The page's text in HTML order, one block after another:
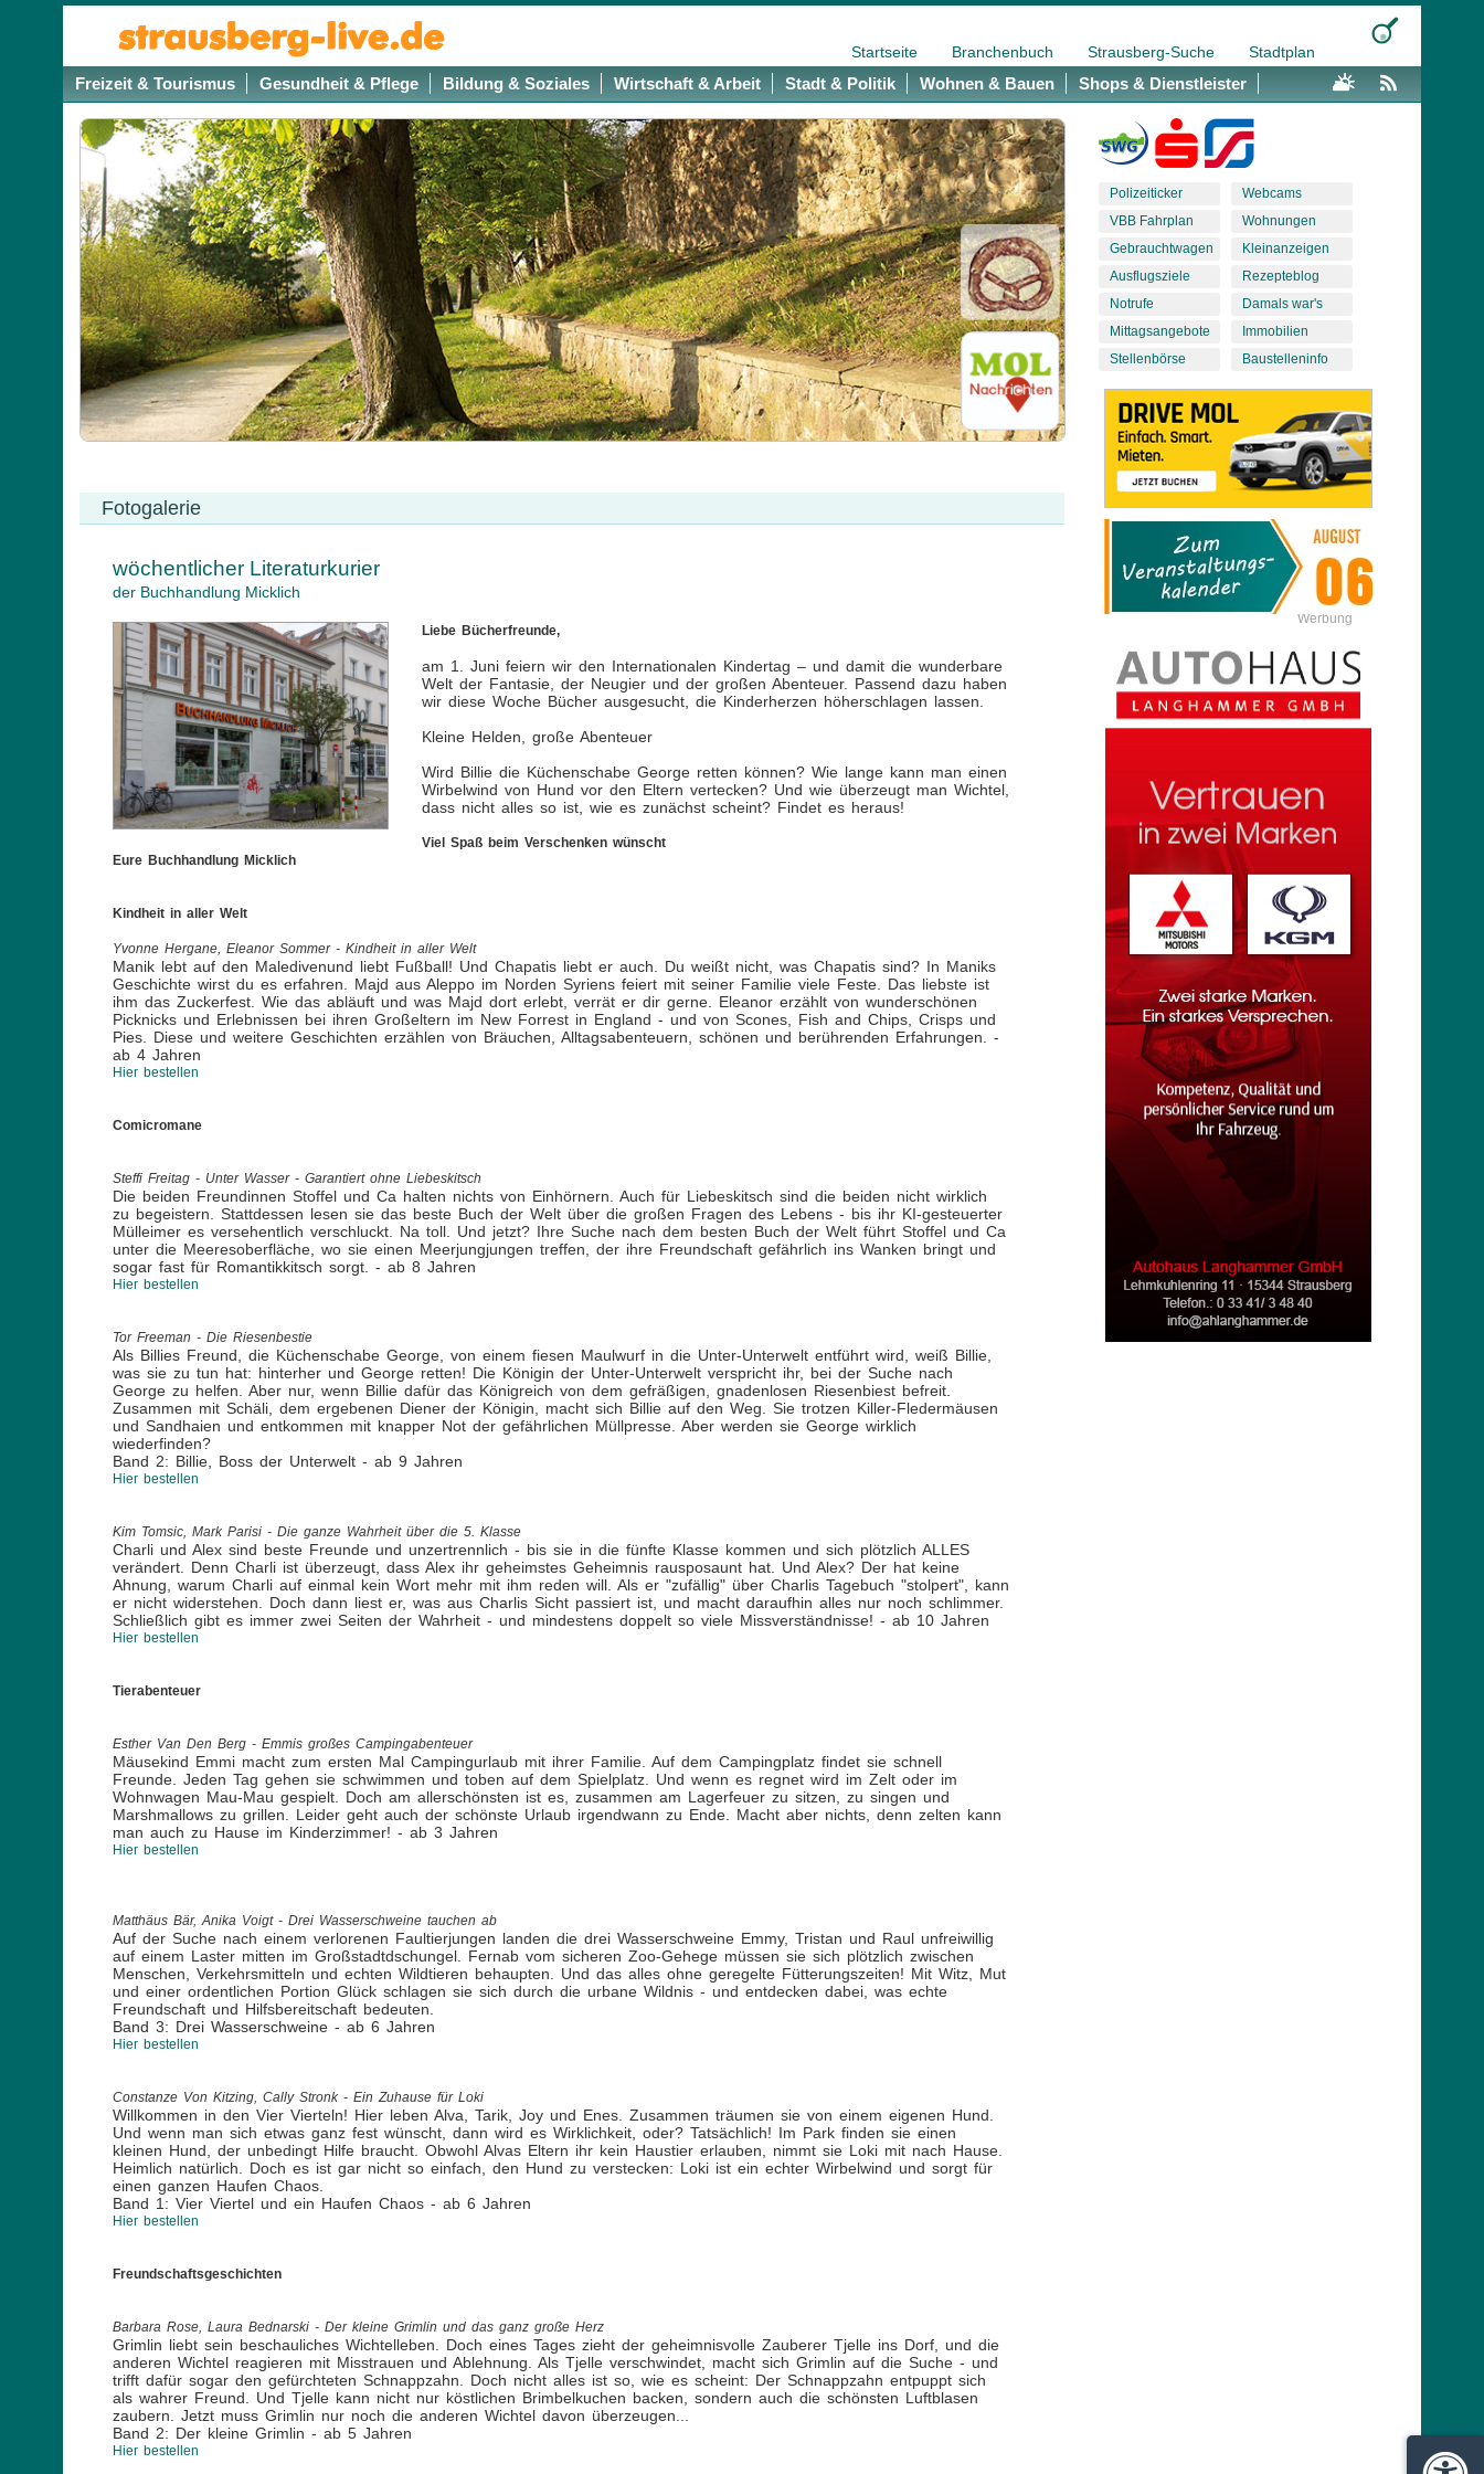
Startseite Branchenbuch Strausberg-Suche Stadtplan
Freizeit & Tourismus Gesundheit & Pflege Bildung & Soziales Wirtschaft & Arbeit Stadt & Politik Wohnen & Bauen Shops & Dienstleister
Polizeiticker
VBB Fahrplan
Gebrauchtwagen
Ausflugsziele
Notrufe
Mittagsangebote
Stellenbörse
Webcams
Wohnungen
Kleinanzeigen
Rezepteblog
Damals war's
Immobilien
Baustelleninfo
Fotogalerie
wöchentlicher Literaturkurier
der Buchhandlung Micklich
Liebe Bücherfreunde,
am 1. Juni feiern wir den Internationalen Kindertag – und damit die wunderbare
Welt der Fantasie, der Neugier und der großen Abenteuer. Passend dazu haben
wir diese Woche Bücher ausgesucht, die Kinderherzen höherschlagen lassen.
Kleine Helden, große Abenteuer
Wird Billie die Küchenschabe George retten können? Wie lange kann man einen
Wirbelwind von Hund vor den Eltern vertecken? Und wie überzeugt man Wichtel,
dass nicht alles so ist, wie es zunächst scheint? Findet es heraus!
Viel Spaß beim Verschenken wünscht
Eure Buchhandlung Micklich
Kindheit in aller Welt
Yvonne Hergane, Eleanor Sommer - Kindheit in aller Welt
Manik lebt auf den Maledivenund liebt Fußball! Und Chapatis liebt er auch. Du weißt nicht, was Chapatis sind? In Maniks
Geschichte wirst du es erfahren. Majd aus Aleppo im Norden Syriens feiert mit seiner Familie viele Feste. Das liebste ist
ihm das Zuckerfest. Wie das abläuft und was Majd dort erlebt, verrät er dir gerne. Eleanor erzählt von wunderschönen
Picknicks und Erlebnissen bei ihren Großeltern im New Forrest in England - und von Scones, Fish and Chips, Crisps und
Pies. Diese und weitere Geschichten erzählen von Bräuchen, Alltagsabenteuern, schönen und berührenden Erfahrungen. -
ab 4 Jahren
Hier bestellen
Comicromane
Steffi Freitag - Unter Wasser - Garantiert ohne Liebeskitsch
Die beiden Freundinnen Stoffel und Ca halten nichts von Einhörnern. Auch für Liebeskitsch sind die beiden nicht wirklich
zu begeistern. Stattdessen lesen sie das beste Buch der Welt über die großen Fragen des Lebens - bis ihr KI-gesteuerter
Mülleimer es versehentlich verschluckt. Na toll. Und jetzt? Ihre Suche nach dem besten Buch der Welt führt Stoffel und Ca
unter die Meeresoberfläche, wo sie einen Meerjungjungen treffen, der ihre Freundschaft gefährlich ins Wanken bringt und
sogar fast für Romantikkitsch sorgt. - ab 8 Jahren
Hier bestellen
Tor Freeman - Die Riesenbestie
Als Billies Freund, die Küchenschabe George, von einem fiesen Maulwurf in die Unter-Unterwelt entführt wird, weiß Billie,
was sie zu tun hat: hinterher und George retten! Die Königin der Unter-Unterwelt verspricht ihr, bei der Suche nach
George zu helfen. Aber nur, wenn Billie dafür das Königreich von dem gefräßigen, gnadenlosen Riesenbiest befreit.
Zusammen mit Schäli, dem ergebenen Diener der Königin, macht sich Billie auf den Weg. Sie trotzen Killer-Fledermäusen
und Sandhaien und entkommen mit knapper Not der gefährlichen Müllpresse. Aber werden sie George wirklich
wiederfinden?
Band 2: Billie, Boss der Unterwelt - ab 9 Jahren
Hier bestellen
Kim Tomsic, Mark Parisi - Die ganze Wahrheit über die 5. Klasse
Charli und Alex sind beste Freunde und unzertrennlich - bis sie in die fünfte Klasse kommen und sich plötzlich ALLES
verändert. Denn Charli ist überzeugt, dass Alex ihr geheimstes Geheimnis rausposaunt hat. Und Alex? Der hat keine
Ahnung, warum Charli auf einmal kein Wort mehr mit ihm reden will. Als er "zufällig" über Charlis Tagebuch "stolpert", kann
er nicht widerstehen. Doch dann liest er, was aus Charlis Sicht passiert ist, und macht daraufhin alles nur noch schlimmer.
Schließlich gibt es immer zwei Seiten der Wahrheit - und mindestens doppelt so viele Missverständnisse! - ab 10 Jahren
Hier bestellen
Tierabenteuer
Esther Van Den Berg - Emmis großes Campingabenteuer
Mäusekind Emmi macht zum ersten Mal Campingurlaub mit ihrer Familie. Auf dem Campingplatz findet sie schnell
Freunde. Jeden Tag gehen sie schwimmen und toben auf dem Spielplatz. Und wenn es regnet wird im Zelt oder im
Wohnwagen Mau-Mau gespielt. Doch am allerschönsten ist es, zusammen am Lagerfeuer zu sitzen, zu singen und
Marshmallows zu grillen. Leider geht auch der schönste Urlaub irgendwann zu Ende. Macht aber nichts, denn zelten kann
man auch zu Hause im Kinderzimmer! - ab 3 Jahren
Hier bestellen
Matthäus Bär, Anika Voigt - Drei Wasserschweine tauchen ab
Auf der Suche nach einem verlorenen Faultierjungen landen die drei Wasserschweine Emmy, Tristan und Raul unfreiwillig
auf einem Laster mitten im Großstadtdschungel. Fernab vom sicheren Zoo-Gehege müssen sie sich plötzlich zwischen
Menschen, Verkehrsmitteln und echten Wildtieren behaupten. Und das alles ohne geregelte Fütterungszeiten! Mit Witz, Mut
und einer ordentlichen Portion Glück schlagen sie sich durch die urbane Wildnis - und entdecken dabei, was echte
Freundschaft und Hilfsbereitschaft bedeuten.
Band 3: Drei Wasserschweine - ab 6 Jahren
Hier bestellen
Constanze Von Kitzing, Cally Stronk - Ein Zuhause für Loki
Willkommen in den Vier Vierteln! Hier leben Alva, Tarik, Joy und Enes. Zusammen träumen sie von einem eigenen Hund.
Und wenn man sich etwas ganz fest wünscht, dann wird es Wirklichkeit, oder? Tatsächlich! Im Park finden sie einen
kleinen Hund, der unbedingt Hilfe braucht. Obwohl Alvas Eltern ihr kein Haustier erlauben, nimmt sie Loki mit nach Hause.
Heimlich natürlich. Doch es ist gar nicht so einfach, den Hund zu verstecken: Loki ist ein echter Wirbelwind und sorgt für
einen ganzen Haufen Chaos.
Band 1: Vier Viertel und ein Haufen Chaos - ab 6 Jahren
Hier bestellen
Freundschaftsgeschichten
Barbara Rose, Laura Bednarski - Der kleine Grimlin und das ganz große Herz
Grimlin liebt sein beschauliches Wichtelleben. Doch eines Tages zieht der geheimnisvolle Zauberer Tjelle ins Dorf, und die
anderen Wichtel reagieren mit Misstrauen und Ablehnung. Als Tjelle verschwindet, macht sich Grimlin auf die Suche - und
trifft dafür sogar den gefürchteten Schnappzahn. Doch nicht alles ist so, wie es scheint: Der Schnappzahn entpuppt sich
als wahrer Freund. Und Tjelle kann nicht nur köstlichen Brimbelkuchen backen, sondern auch die schönsten Luftblasen
zaubern. Jetzt muss Grimlin nur noch die anderen Wichtel davon überzeugen...
Band 2: Der kleine Grimlin - ab 5 Jahren
Hier bestellen
Werbung